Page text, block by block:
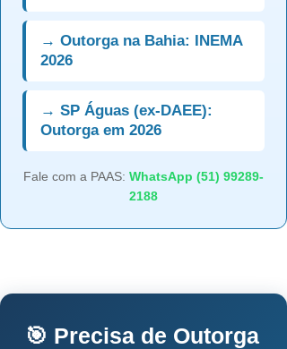
→ Outorga na Bahia: INEMA
2026
→ SP Águas (ex-DAEE):
Outorga em 2026
Fale com a PAAS: WhatsApp (51) 99289-
2188
🎯 Precisa de Outorga